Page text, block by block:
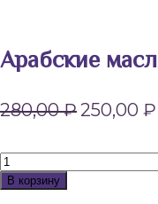
Арабские
280,00₽
цена
280,00 ₽.
250,00 ₽
Количество
товара
Арабские
В корзину